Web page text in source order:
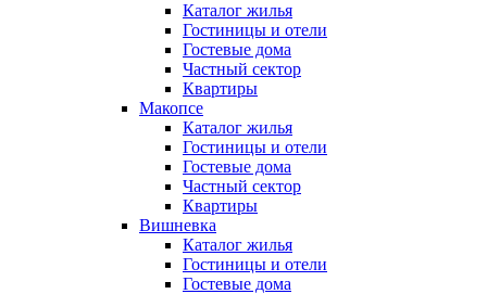
Каталог жилья
Гостиницы и отели
Гостевые дома
Частный сектор
Квартиры
Макопсе
Каталог жилья
Гостиницы и отели
Гостевые дома
Частный сектор
Квартиры
Вишневка
Каталог жилья
Гостиницы и отели
Гостевые дома